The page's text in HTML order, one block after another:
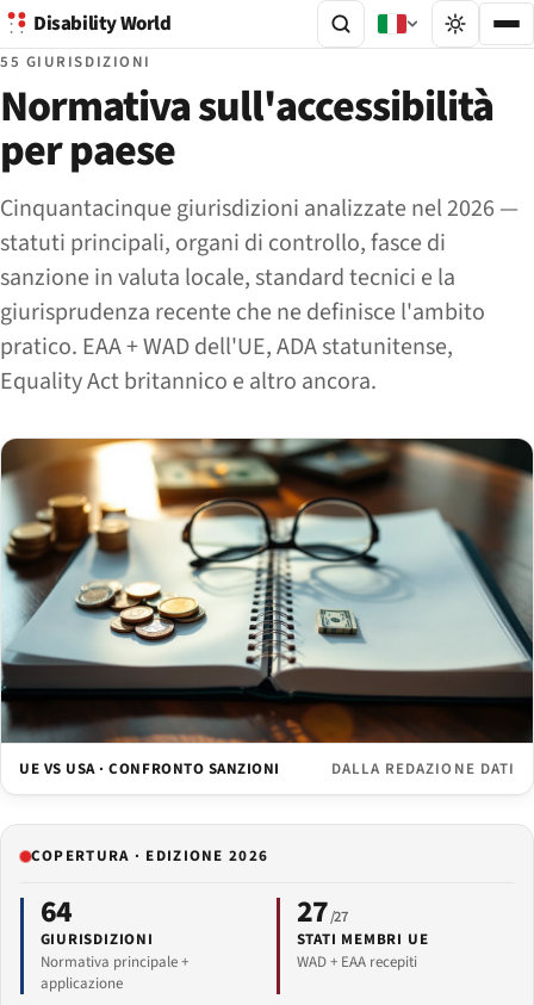
Disability World
55 GIURISDIZIONI
Normativa sull'accessibilità
per paese
Cinquantacinque giurisdizioni analizzate nel 2026 —
statuti principali, organi di controllo, fasce di
sanzione in valuta locale, standard tecnici e la
giurisprudenza recente che ne definisce l'ambito
pratico. EAA + WAD dell'UE, ADA statunitense,
Equality Act britannico e altro ancora.
UE VS USA · CONFRONTO SANZIONI DALLA REDAZIONE DATI
COPERTURA · EDIZIONE 2026
64
GIURISDIZIONI
Normativa principale +
applicazione
27/27
STATI MEMBRI UE
WAD + EAA recepiti